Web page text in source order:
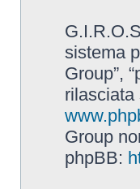
sistema
Group”,
rilasciata
Group
phpBB: